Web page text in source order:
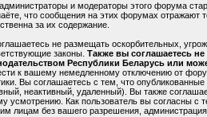
и модераторы этого форума
что сообщения на этих форумах
за их содержание.
не размещать оскорбительных,
законы. Также вы соглашаетесь
Республики Беларусь или
к вашему немедленному отключению от
Вы соглашаетесь с тем, что
неактивный, удаленный). Вы также
усмотрению. Как пользователь вы согласны с
лицам без вашего разрешения,